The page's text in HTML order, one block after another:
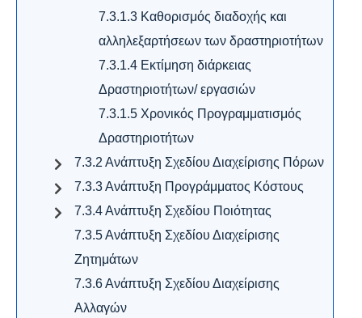
7.3.1.3 Καθορισμός διαδοχής και
αλληλεξαρτήσεων των δραστηριοτήτων
7.3.1.4 Εκτίμηση διάρκειας
Δραστηριοτήτων/ εργασιών
7.3.1.5 Χρονικός Προγραμματισμός
Δραστηριοτήτων
7.3.2 Ανάπτυξη Σχεδίου Διαχείρισης Πόρων
7.3.3 Ανάπτυξη Προγράμματος Κόστους
7.3.4 Ανάπτυξη Σχεδίου Ποιότητας
7.3.5 Ανάπτυξη Σχεδίου Διαχείρισης
Ζητημάτων
7.3.6 Ανάπτυξη Σχεδίου Διαχείρισης
Αλλαγών